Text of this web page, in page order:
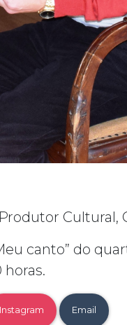
Cultural,
canto” do
Instagram Email